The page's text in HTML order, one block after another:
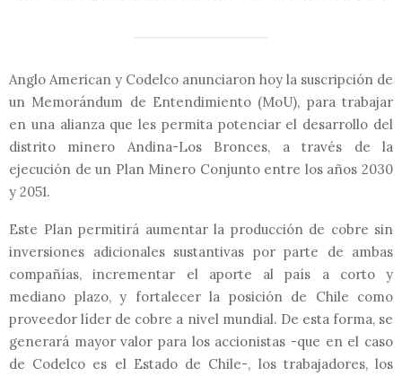
Anglo American y Codelco anunciaron hoy la suscripción de
un Memorándum de Entendimiento (MoU), para trabajar
en una alianza que les permita potenciar el desarrollo del
distrito minero Andina-Los Bronces, a través de la
ejecución de un Plan Minero Conjunto entre los años 2030
y 2051.
Este Plan permitirá aumentar la producción de cobre sin
inversiones adicionales sustantivas por parte de ambas
compañías, incrementar el aporte al país a corto y
mediano plazo, y fortalecer la posición de Chile como
proveedor líder de cobre a nivel mundial. De esta forma, se
generará mayor valor para los accionistas -que en el caso
de Codelco es el Estado de Chile-, los trabajadores, los